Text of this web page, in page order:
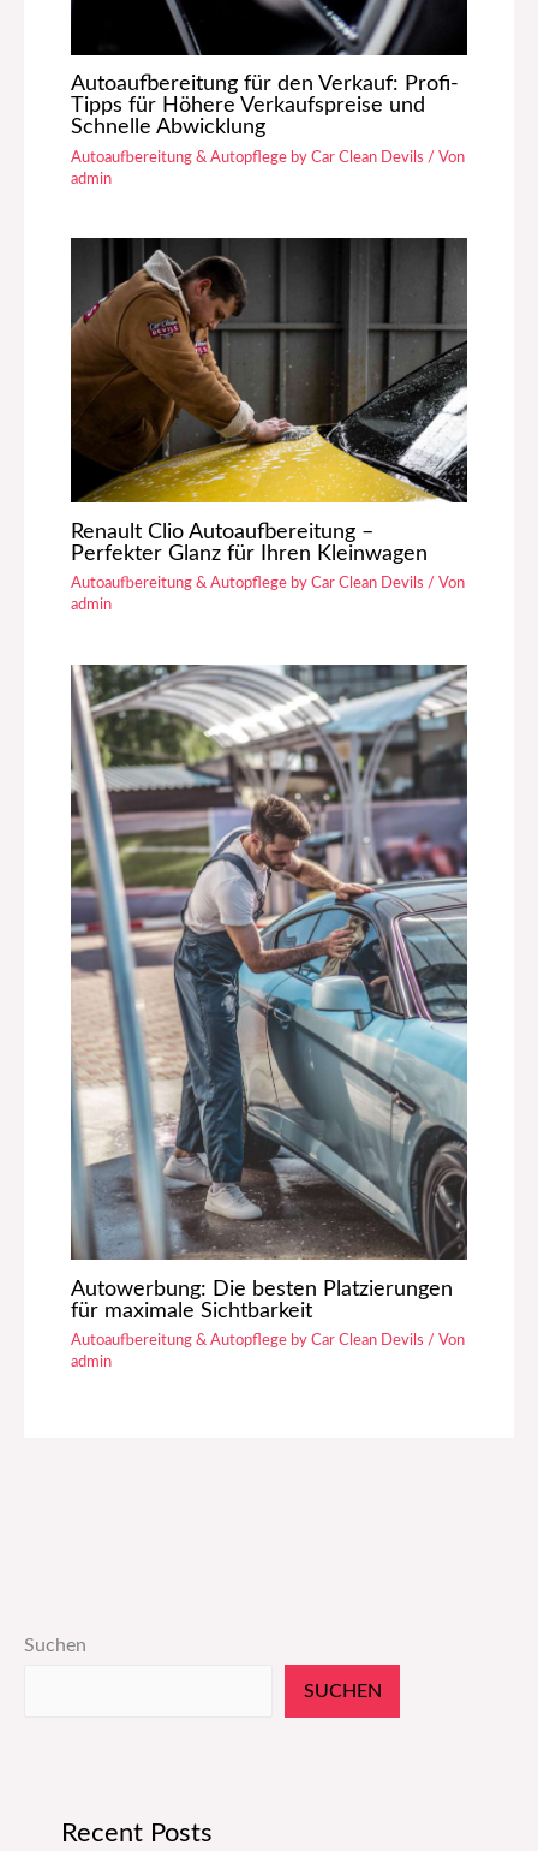
Autoaufbereitung für den Verkauf: Profi-
Tipps für Höhere Verkaufspreise und
Schnelle Abwicklung
Autoaufbereitung & Autopflege by Car Clean Devils / Von
admin
Renault Clio Autoaufbereitung –
Perfekter Glanz für Ihren Kleinwagen
Autoaufbereitung & Autopflege by Car Clean Devils / Von
admin
Autowerbung: Die besten Platzierungen
für maximale Sichtbarkeit
Autoaufbereitung & Autopflege by Car Clean Devils / Von
admin
Suchen
SUCHEN
Recent Posts